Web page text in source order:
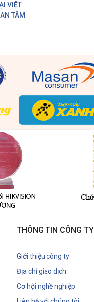
VIỆT
TÂM
THÔNG TIN CÔNG TY
Giới thiệu công ty
Địa chỉ giao dịch
Cơ hội nghề nghiệp